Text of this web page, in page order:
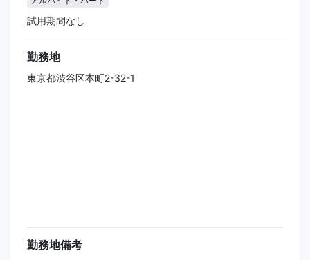
試用期間なし
勤務地
東京都渋谷区本町2-32-1
勤務地備考